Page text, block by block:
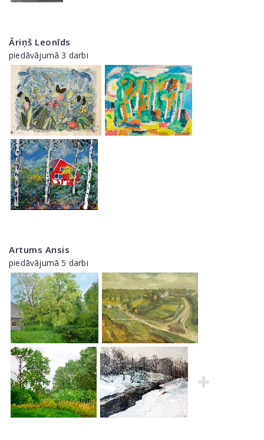
Āriņš Leonīds
piedāvājumā 3 darbi
Artums Ansis
piedāvājumā 5 darbi